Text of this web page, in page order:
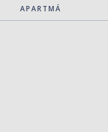
APARTMÁ